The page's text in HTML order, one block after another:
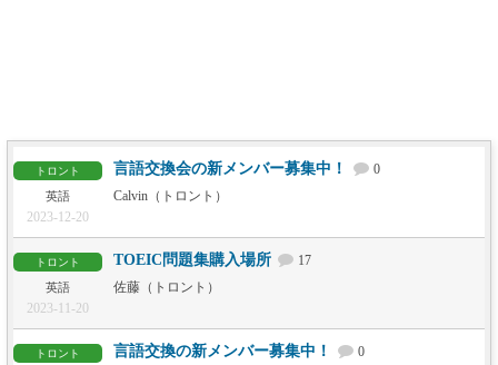
トロント
英語
2023-12-20
言語交換会の新メンバー募集中！
0
Calvin（トロント）
トロント
英語
2023-11-20
TOEIC問題集購入場所
17
佐藤（トロント）
トロント 言語交換の新メンバー募集中！
0